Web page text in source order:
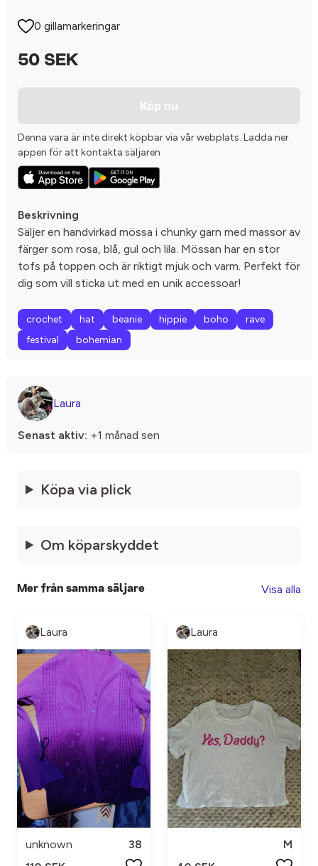
0 gillamarkeringar
50 SEK
Köp nu
Denna vara är inte direkt köpbar via vår webplats. Ladda ner
appen för att kontakta säljaren
Beskrivning
Säljer en handvirkad mössa i chunky garn med massor av
färger som rosa, blå, gul och lila. Mössan har en stor
tofs på toppen och är riktigt mjuk och varm. Perfekt för
dig som vill sticka ut med en unik accessoar!
crochet hat beanie hippie boho
rave
festival
bohemian
Laura
Senast aktiv: +1 månad sen
Köpa via plick
Om köparskyddet
Mer från samma säljare Visa alla
Laura
unknown
38
Laura
M